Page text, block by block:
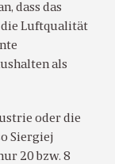
dass das
Luftqualität
als
oder die
Siergiej
20 bzw. 8